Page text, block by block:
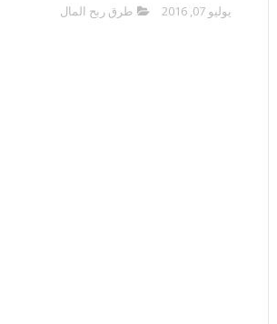
يوليو 07, 2016 طرق ربح المال